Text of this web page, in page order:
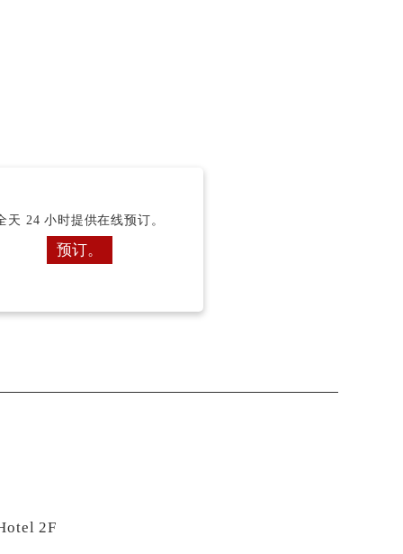
天 24 小时提供在线预订。
预订。
2F